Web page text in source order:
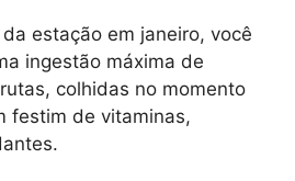
estação em janeiro, você
ingestão máxima de
colhidas no momento
festim de vitaminas,